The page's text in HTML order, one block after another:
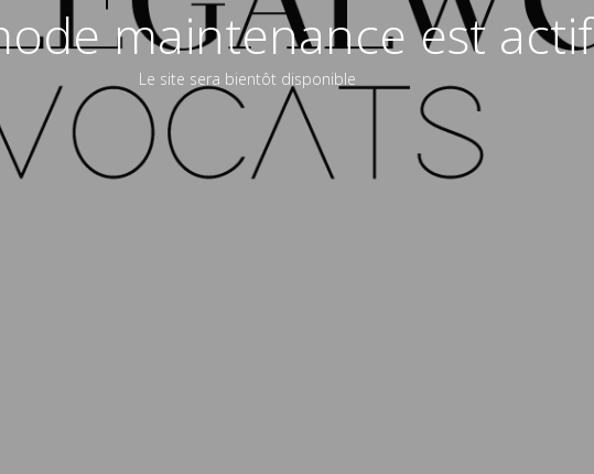
maintenance est actif
Le site sera bientôt disponible